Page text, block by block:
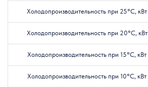
Холодопроизводительность при 25°C, кВт
Холодопроизводительность при 20°C, кВт
Холодопроизводительность при 15°C, кВт
Холодопроизводительность при 10°C, кВт